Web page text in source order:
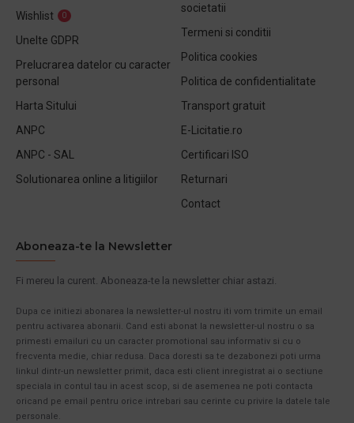
Wishlist
0
Unelte GDPR
Prelucrarea datelor cu caracter
personal
Harta Sitului
ANPC
ANPC - SAL
Solutionarea online a litigiilor
societatii
Termeni si conditii
Politica cookies
Politica de confidentialitate
Transport gratuit
E-Licitatie.ro
Certificari ISO
Returnari
Contact
Aboneaza-te la Newsletter
Fi mereu la curent. Aboneaza-te la newsletter chiar astazi.
Dupa ce initiezi abonarea la newsletter-ul nostru iti vom trimite un email
pentru activarea abonarii. Cand esti abonat la newsletter-ul nostru o sa
primesti emailuri cu un caracter promotional sau informativ si cu o
frecventa medie, chiar redusa. Daca doresti sa te dezabonezi poti urma
linkul dintr-un newsletter primit, daca esti client inregistrat ai o sectiune
speciala in contul tau in acest scop, si de asemenea ne poti contacta
oricand pe email pentru orice intrebari sau cerinte cu privire la datele tale
personale.